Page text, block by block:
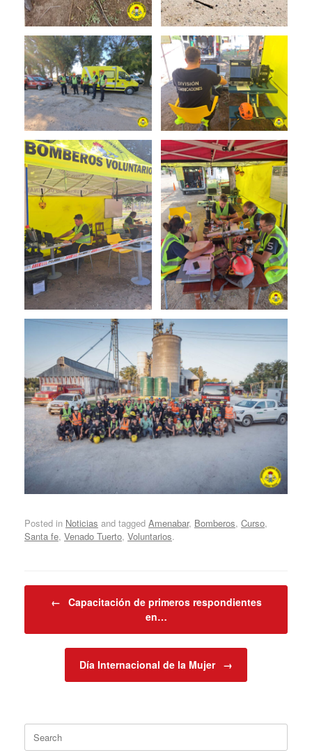
Posted in Noticias and tagged Amenabar, Bomberos, Curso,
Santa fe, Venado Tuerto, Voluntarios.
← Capacitación de primeros respondientes
en…
Día Internacional de la Mujer →
Search
for: